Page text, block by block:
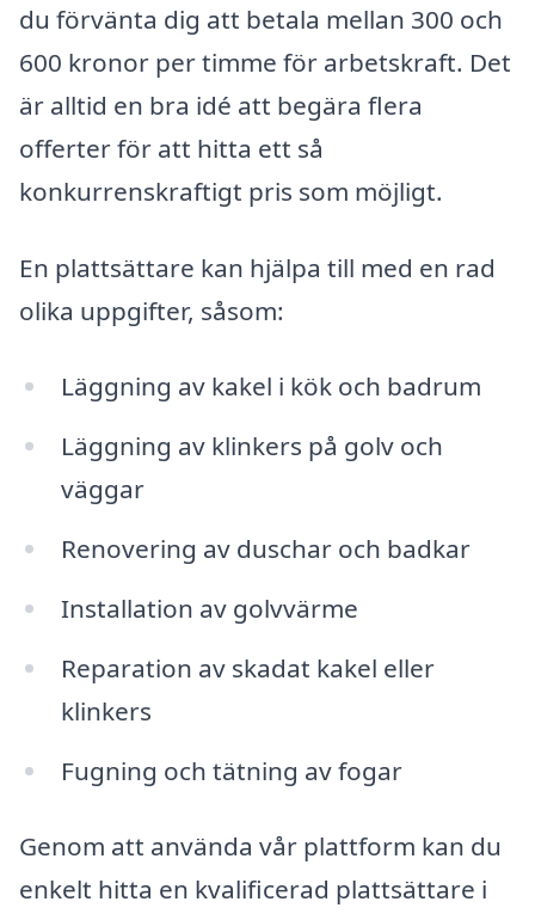
du förvänta dig att betala mellan 300 och
600 kronor per timme för arbetskraft. Det
är alltid en bra idé att begära flera
offerter för att hitta ett så
konkurrenskraftigt pris som möjligt.
En plattsättare kan hjälpa till med en rad
olika uppgifter, såsom:
Läggning av kakel i kök och badrum
Läggning av klinkers på golv och
väggar
Renovering av duschar och badkar
Installation av golvvärme
Reparation av skadat kakel eller
klinkers
Fugning och tätning av fogar
Genom att använda vår plattform kan du
enkelt hitta en kvalificerad plattsättare i